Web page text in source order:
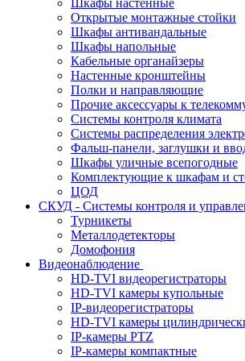
Шкафы настенные
Открытые монтажные стойки
Шкафы антивандальные
Шкафы напольные
Кабельные органайзеры
Настенные кронштейны
Полки и направляющие
Прочие аксессуары к
Системы контроля климата
Системы распределения
Фальш-панели, заглушки и
Шкафы уличные всепогодные
Комплектующие к шкафам и
ЦОД
СКУД - Системы контроля и
Турникеты
Металлодетекторы
Домофония
Видеонаблюдение
HD-TVI видеорегистраторы
HD-TVI камеры купольные
IP-видеорегистраторы
HD-TVI камеры
IP-камеры PTZ
IP-камеры компактные